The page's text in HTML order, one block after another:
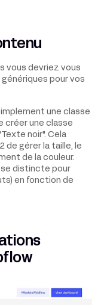
vous devriez vous
pour vos
une classe
créer une classe
noir". Cela
de gérer la taille, le
de la couleur.
distincte pour
en fonction de